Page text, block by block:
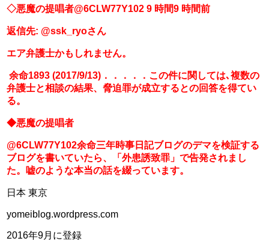
◇悪魔の提唱者@6CLW77Y102 9 時間9 時間前
返信先: @ssk_ryoさん
エア弁護士かもしれません。
弁護士と相談の結果、脅迫罪が成立するとの回答を得てい
る。
◆悪魔の提唱者
@6CLW77Y102余命三年時事日記ブログのデマを検証する
ブログを書いていたら、「外患誘致罪」で告発されまし
た。嘘のような本当の話を綴っています。
日本 東京
yomeiblog.wordpress.com
2016年9月に登録